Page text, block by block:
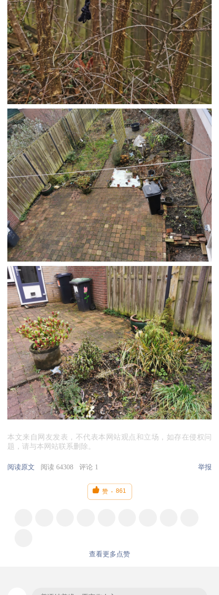
本文来自网友发表，不代表本网站观点和立场，如存在侵权问
题，请与本网站联系删除。
阅读原文 阅读 64308 评论 1 举报
 赞 861
查看更多点赞